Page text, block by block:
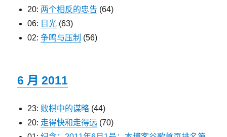
20: 两个相反的忠告 (64)
06: 目光 (63)
02: 争鸣与压制 (56)
6 月 2011
23: 败棋中的谋略 (44)
20: 走得快和走得远 (70)